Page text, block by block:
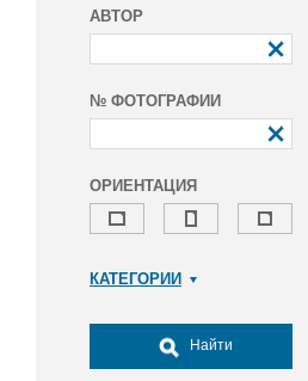
АВТОР
№ ФОТОГРАФИИ
ОРИЕНТАЦИЯ
КАТЕГОРИИ
Досуг, туризм и отдых
Культура
Найти